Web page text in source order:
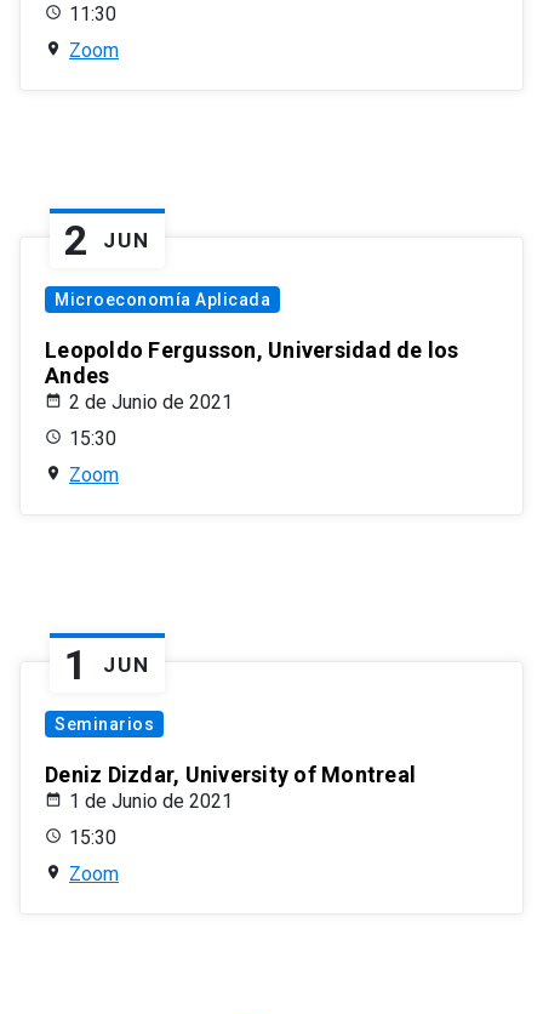
11:30
Zoom
2 JUN
Microeconomía Aplicada
Leopoldo Fergusson, Universidad de los
Andes
2 de Junio de 2021
15:30
Zoom
1 JUN
Seminarios
Deniz Dizdar, University of Montreal
1 de Junio de 2021
15:30
Zoom